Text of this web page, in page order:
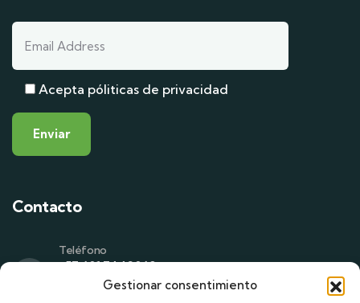
Gestionar consentimiento
Acepta póliticas de privacidad
Contacto
Teléfono
+57 601 7442069
+57 305 714 1513